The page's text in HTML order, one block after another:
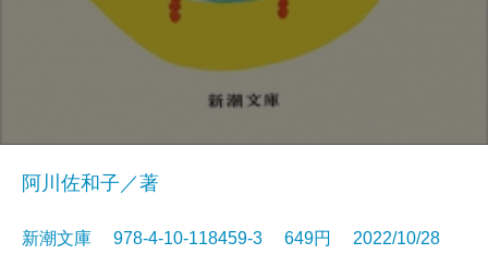
阿川佐和子／著
新潮文庫 978-4-10-118459-3 649円 2022/10/28